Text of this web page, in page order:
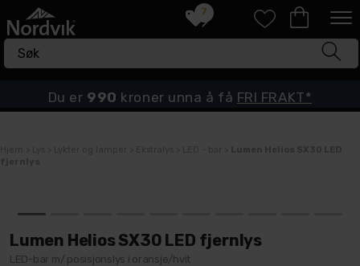
7
Du er 990 kroner unna å få FRI FRAKT*
Lumen Helios SX30 LED fjernlys
LED-bar m/ posisjonslys i oransje/hvit